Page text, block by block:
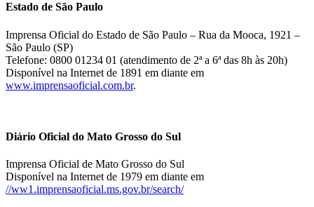
Estado de São Paulo
Imprensa Oficial do Estado de São Paulo – Rua da Mooca, 1921 –
São Paulo (SP)
Telefone: 0800 01234 01 (atendimento de 2ª a 6ª das 8h às 20h)
Disponível na Internet de 1891 em diante em
www.imprensaoficial.com.br.
Diário Oficial do Mato Grosso do Sul
Imprensa Oficial de Mato Grosso do Sul
Disponível na Internet de 1979 em diante em
//ww1.imprensaoficial.ms.gov.br/search/